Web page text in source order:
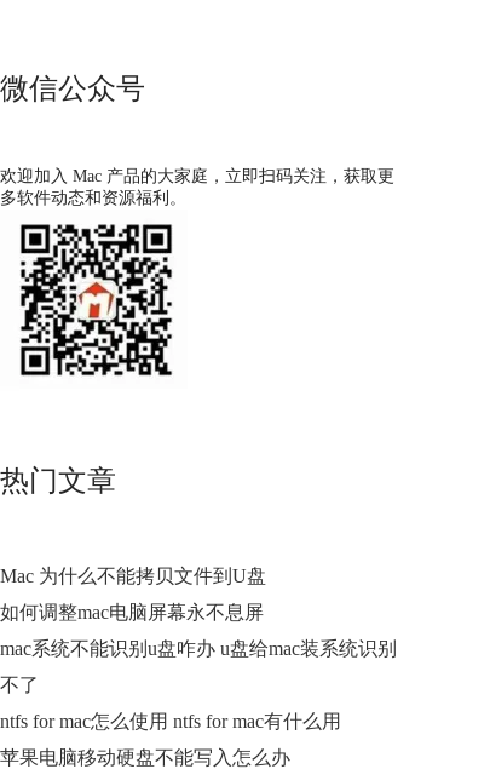
微信公众号
欢迎加入 Mac 产品的大家庭，立即扫码关注，获取更
多软件动态和资源福利。
热门文章
Mac 为什么不能拷贝文件到U盘
如何调整mac电脑屏幕永不息屏
mac系统不能识别u盘咋办 u盘给mac装系统识别
不了
ntfs for mac怎么使用 ntfs for mac有什么用
苹果电脑移动硬盘不能写入怎么办